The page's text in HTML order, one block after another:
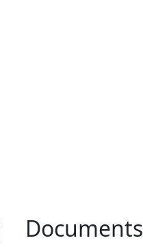
Documents